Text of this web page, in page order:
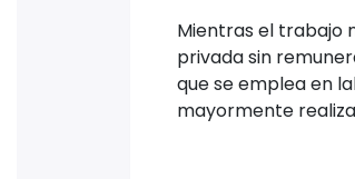
Mientras el trabajo
privada sin
que se emplea en
mayormente